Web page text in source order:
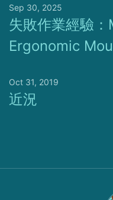
Sep 30, 2025
失敗作業經驗
Ergonomic
Oct 31, 2019
近況